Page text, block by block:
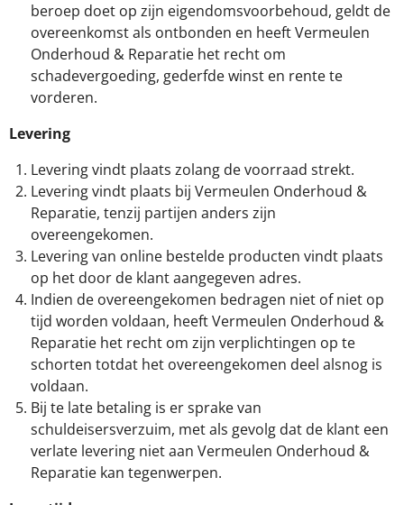
beroep doet op zijn eigendomsvoorbehoud, geldt de
overeenkomst als ontbonden en heeft Vermeulen
Onderhoud & Reparatie het recht om
schadevergoeding, gederfde winst en rente te
vorderen.
Levering
Levering vindt plaats zolang de voorraad strekt.
Levering vindt plaats bij Vermeulen Onderhoud &
Reparatie, tenzij partijen anders zijn
overeengekomen.
Levering van online bestelde producten vindt plaats
op het door de klant aangegeven adres.
Indien de overeengekomen bedragen niet of niet op
tijd worden voldaan, heeft Vermeulen Onderhoud &
Reparatie het recht om zijn verplichtingen op te
schorten totdat het overeengekomen deel alsnog is
voldaan.
Bij te late betaling is er sprake van
schuldeisersverzuim, met als gevolg dat de klant een
verlate levering niet aan Vermeulen Onderhoud &
Reparatie kan tegenwerpen.